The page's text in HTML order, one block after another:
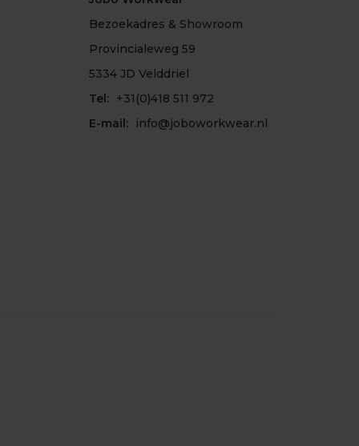
Bezoekadres & Showroom
Provincialeweg 59
5334 JD Velddriel
Tel: +31(0)418 511 972
E-mail:
info@joboworkwear.nl